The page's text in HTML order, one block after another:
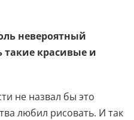
невероятный
такие красивые и
не назвал бы это
любил рисовать. И так